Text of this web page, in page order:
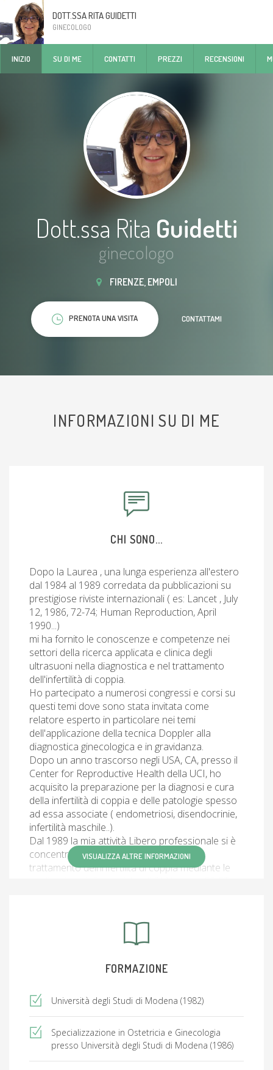
DOTT.SSA RITA GUIDETTI
GINECOLOGO
INIZIO SU DI ME CONTATTI PREZZI RECENSIONI
Dott.ssa Rita Guidetti
ginecologo
FIRENZE, EMPOLI
PRENOTA UNA VISITA CONTATTAMI
INFORMAZIONI SU DI ME
CHI SONO...
Dopo la Laurea , una lunga esperienza all'estero
dal 1984 al 1989 corredata da pubblicazioni su
prestigiose riviste internazionali ( es: Lancet , July
12, 1986, 72-74; Human Reproduction, April
1990...)
mi ha fornito le conoscenze e competenze nei
settori della ricerca applicata e clinica degli
ultrasuoni nella diagnostica e nel trattamento
dell'infertilità di coppia.
Ho partecipato a numerosi congressi e corsi su
questi temi dove sono stata invitata come
relatore esperto in particolare nei temi
dell'applicazione della tecnica Doppler alla
diagnostica ginecologica e in gravidanza.
Dopo un anno trascorso negli USA, CA, presso il
Center for Reproductive Health della UCI, ho
acquisito la preparazione per la diagnosi e cura
della infertilità di coppia e delle patologie spesso
ad essa associate ( endometriosi, disendocrinie,
infertilità maschile..).
Dal 1989 la mia attività Libero professionale si è
concentrata sulle tecniche di diagnosi e
trattamento dell'infertilità di coppia mediante le
attualmente una mia ulteriore specifica
approfondita e attuata applicazione della
diagnostica ecografica in Ostetricia e Ginecologia
VISUALIZZA ALTRE INFORMAZIONI
FORMAZIONE
Università degli Studi di Modena (1982)
Specializzazione in Ostetricia e Ginecologia
presso Università degli Studi di Modena (1986)